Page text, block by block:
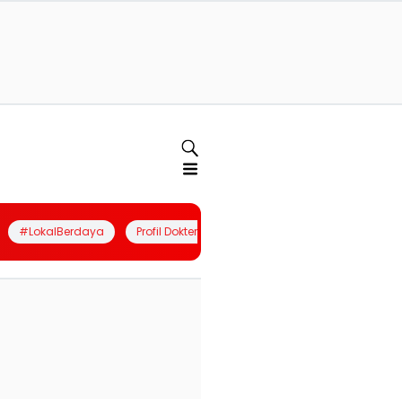
#LokalBerdaya Profil Dokter